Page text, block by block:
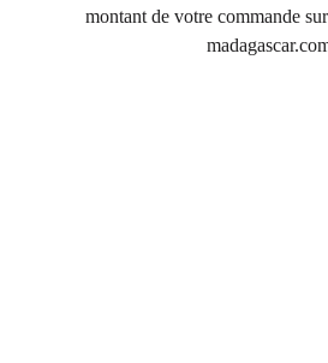
montant de votre commande